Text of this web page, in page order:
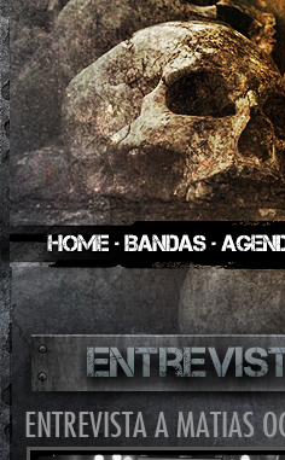
ENTREVISTA A MATIAS